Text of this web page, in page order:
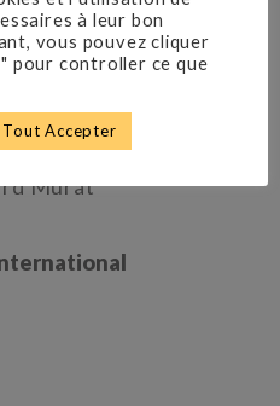
Lambert,
Castro, Lilou
Murat
à leur bon
vous pouvez cliquer
pour controller ce que
Tout Accepter